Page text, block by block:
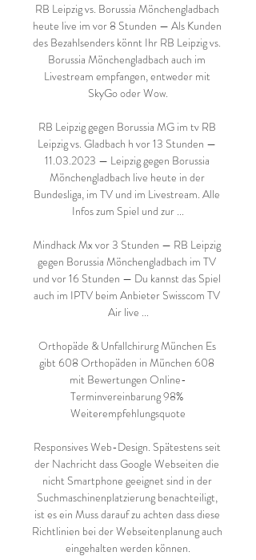
RB Leipzig vs. Borussia Mönchengladbach
heute live im vor 8 Stunden — Als Kunden
des Bezahlsenders könnt Ihr RB Leipzig vs.
Borussia Mönchengladbach auch im
Livestream empfangen, entweder mit
SkyGo oder Wow.
RB Leipzig gegen Borussia MG im tv RB
Leipzig vs. Gladbach h vor 13 Stunden —
11.03.2023 — Leipzig gegen Borussia
Mönchengladbach live heute in der
Bundesliga, im TV und im Livestream. Alle
Infos zum Spiel und zur ...
Mindhack Mx vor 3 Stunden — RB Leipzig
gegen Borussia Mönchengladbach im TV
und vor 16 Stunden — Du kannst das Spiel
auch im IPTV beim Anbieter Swisscom TV
Air live ...
Orthopäde & Unfallchirurg München Es
gibt 608 Orthopäden in München 608
mit Bewertungen Online-
Terminvereinbarung 98%
Weiterempfehlungsquote
Responsives Web-Design. Spätestens seit
der Nachricht dass Google Webseiten die
nicht Smartphone geeignet sind in der
Suchmaschinenplatzierung benachteiligt,
ist es ein Muss darauf zu achten dass diese
Richtlinien bei der Webseitenplanung auch
eingehalten werden können.